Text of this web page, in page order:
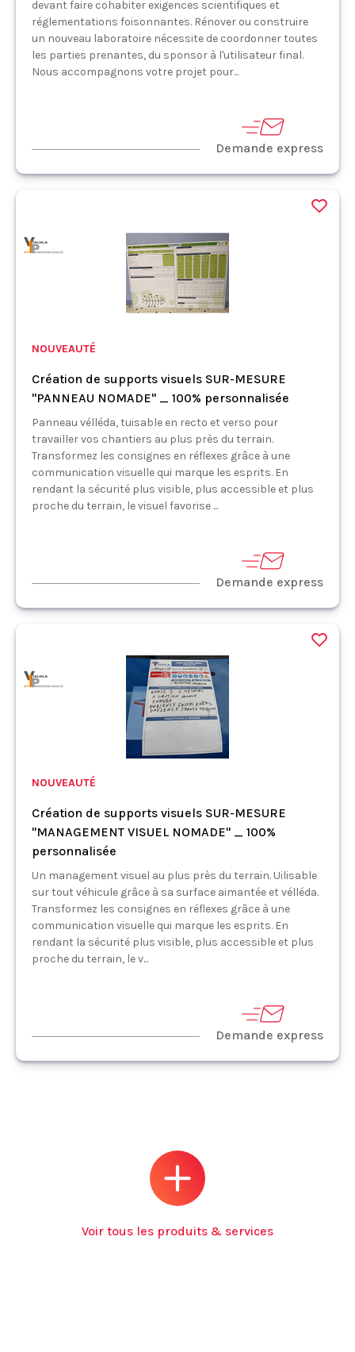
devant faire cohabiter exigences scientifiques et
réglementations foisonnantes. Rénover ou construire
un nouveau laboratoire nécessite de coordonner toutes
les parties prenantes, du sponsor à l'utilisateur final.
Nous accompagnons votre projet pour...
Demande express
NOUVEAUTÉ
Création de supports visuels SUR-MESURE
"PANNEAU NOMADE" _ 100% personnalisée
Panneau vélléda, tuisable en recto et verso pour
travailler vos chantiers au plus près du terrain.
Transformez les consignes en réflexes grâce à une
communication visuelle qui marque les esprits. En
rendant la sécurité plus visible, plus accessible et plus
proche du terrain, le visuel favorise ...
Demande express
NOUVEAUTÉ
Création de supports visuels SUR-MESURE
"MANAGEMENT VISUEL NOMADE" _ 100%
personnalisée
Un management visuel au plus près du terrain. Uilisable
sur tout véhicule grâce à sa surface aimantée et vélléda.
Transformez les consignes en réflexes grâce à une
communication visuelle qui marque les esprits. En
rendant la sécurité plus visible, plus accessible et plus
proche du terrain, le v...
Demande express
Voir tous les produits & services